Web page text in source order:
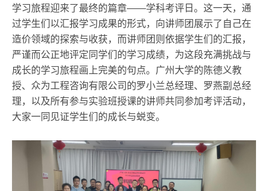
日
期：
学习旅程迎来了最终的篇章——学科考评日。这一天，通
过学生们以汇报学习成果的形式，向讲师团展示了自己在
造价领域的探索与收获，而讲师团则依据学生们的汇报，
严谨而公正地评定同学们的学习成绩，为这段充满挑战与
成长的学习旅程画上完美的句点。广州大学的陈德义教
授、众为工程咨询有限公司的罗小兰总经理、罗燕副总经
理，以及所有参与实验班授课的讲师共同参加考评活动，
大家一同见证学生们的成长与蜕变。